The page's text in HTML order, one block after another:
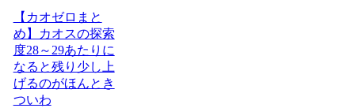
【カオゼロまと
め】カオスの探索
度28～29あたりに
なると残り少し上
げるのがほんとき
ついわ